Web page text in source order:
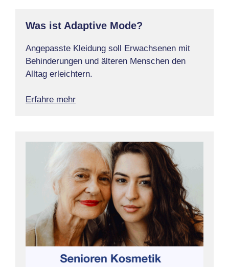
Was ist Adaptive Mode?
Angepasste Kleidung soll Erwachsenen mit
Behinderungen und älteren Menschen den
Alltag erleichtern.
Erfahre mehr